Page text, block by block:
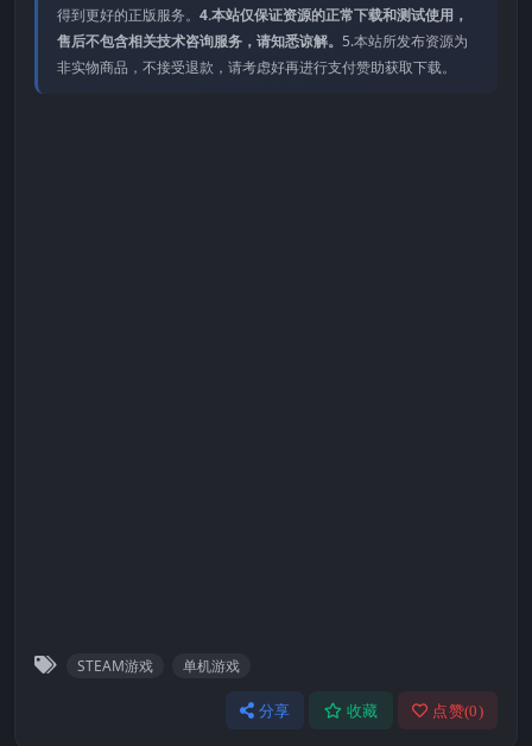
得到更好的正版服务。 4.本站仅保证资源的正常下载和测试使用，
售后不包含相关技术咨询服务，请知悉谅解。 5.本站所发布资源为
非实物商品，不接受退款，请考虑好再进行支付赞助获取下载。
STEAM游戏 单机游戏
分享 收藏 点赞(0)